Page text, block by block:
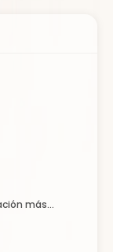
más